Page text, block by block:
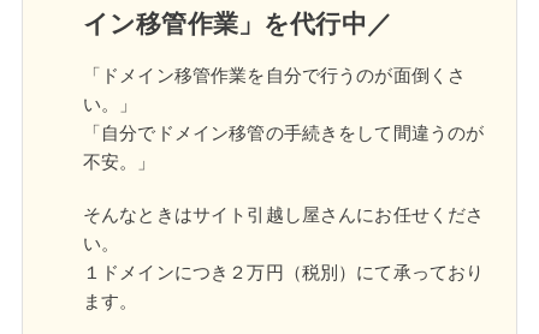
イン移管作業」を代行中／
「ドメイン移管作業を自分で行うのが面倒くさ
い。」
「自分でドメイン移管の手続きをして間違うのが
不安。」
そんなときはサイト引越し屋さんにお任せくださ
い。
１ドメインにつき２万円（税別）にて承っており
ます。